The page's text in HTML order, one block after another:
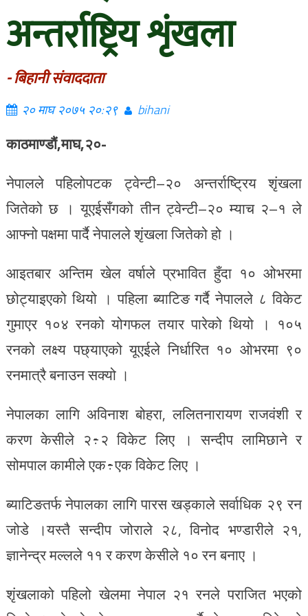
अन्तर्राष्ट्रिय शृंखला
- बिहानी संवाददाता
२० माघ २०७५ २०:२९ bihani
काठमाण्डौं,माघ,२०-
नेपालले पहिलोपटक ट्वेन्टी–२० अन्तर्राष्ट्रिय शृंखला
जितेको छ । यूएईसँगको तीन ट्वेन्टी–२० म्याच २–१ ले
आफ्नो पक्षमा पार्दै नेपालले शृंखला जितेको हो ।
आइतबार अन्तिम खेल वर्षाले प्रभावित हुँदा १० ओभरमा
छोट्याइएको थियो । पहिला ब्याटिङ गर्दै नेपालले ८ विकेट
गुमाएर १०४ रनको योगफल तयार पारेको थियो । १०५
रनको लक्ष्य पछ्याएको यूएईले निर्धारित १० ओभरमा ९०
रनमात्रै बनाउन सक्यो ।
नेपालका लागि अविनाश बोहरा, ललितनारायण राजवंशी र
करण केसीले २÷२ विकेट लिए । सन्दीप लामिछाने र
सोमपाल कामीले एक÷एक विकेट लिए ।
ब्याटिङतर्फ नेपालका लागि पारस खड्काले सर्वाधिक २९ रन
जोडे ।यस्तै सन्दीप जोराले २८, विनोद भण्डारीले २१,
ज्ञानेन्द्र मल्लले ११ र करण केसीले १० रन बनाए ।
शृंखलाको पहिलो खेलमा नेपाल २१ रनले पराजित भएको